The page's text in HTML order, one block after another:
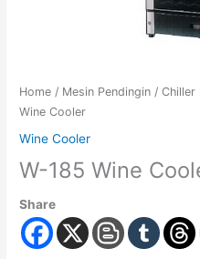
Home / Mesin Pendingin /Chiller
Wine Cooler
Wine Cooler
W-185 Wine
Share